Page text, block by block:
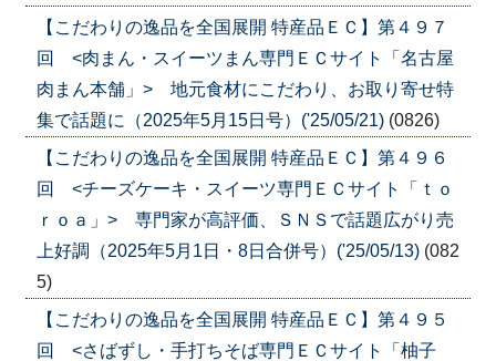
【こだわりの逸品を全国展開 特産品ＥＣ】第４９７
回 <肉まん・スイーツまん専門ＥＣサイト「名古屋
肉まん本舗」> 地元食材にこだわり、お取り寄せ特
集で話題に（2025年5月15日号）('25/05/21) (0826)
【こだわりの逸品を全国展開 特産品ＥＣ】第４９６
回 <チーズケーキ・スイーツ専門ＥＣサイト「ｔｏ
ｒｏａ」> 専門家が高評価、ＳＮＳで話題広がり売
上好調（2025年5月1日・8日合併号）('25/05/13) (082
5)
【こだわりの逸品を全国展開 特産品ＥＣ】第４９５
回 <さばずし・手打ちそば専門ＥＣサイト「柚子